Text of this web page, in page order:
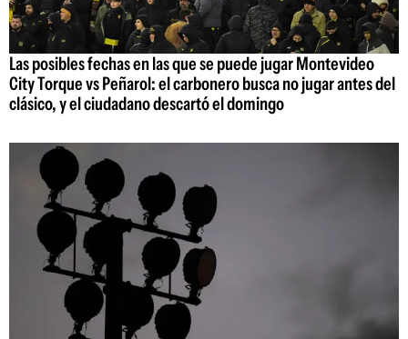
Las posibles fechas en las que se puede jugar Montevideo
City Torque vs Peñarol: el carbonero busca no jugar antes del
clásico, y el ciudadano descartó el domingo